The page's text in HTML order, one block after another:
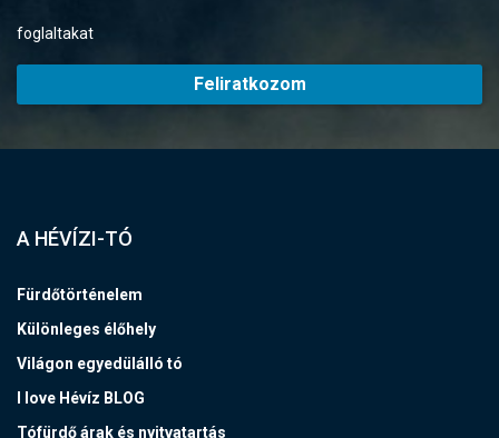
foglaltakat
Feliratkozom
A HÉVÍZI-TÓ
Fürdőtörténelem
Különleges élőhely
Világon egyedülálló tó
I love Hévíz BLOG
Tófürdő árak és nyitvatartás